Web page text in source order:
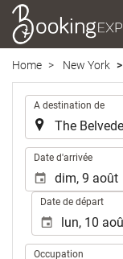
Home New York
A destination de
Date d'arrivée
Date de départ
Occupation
Occupation